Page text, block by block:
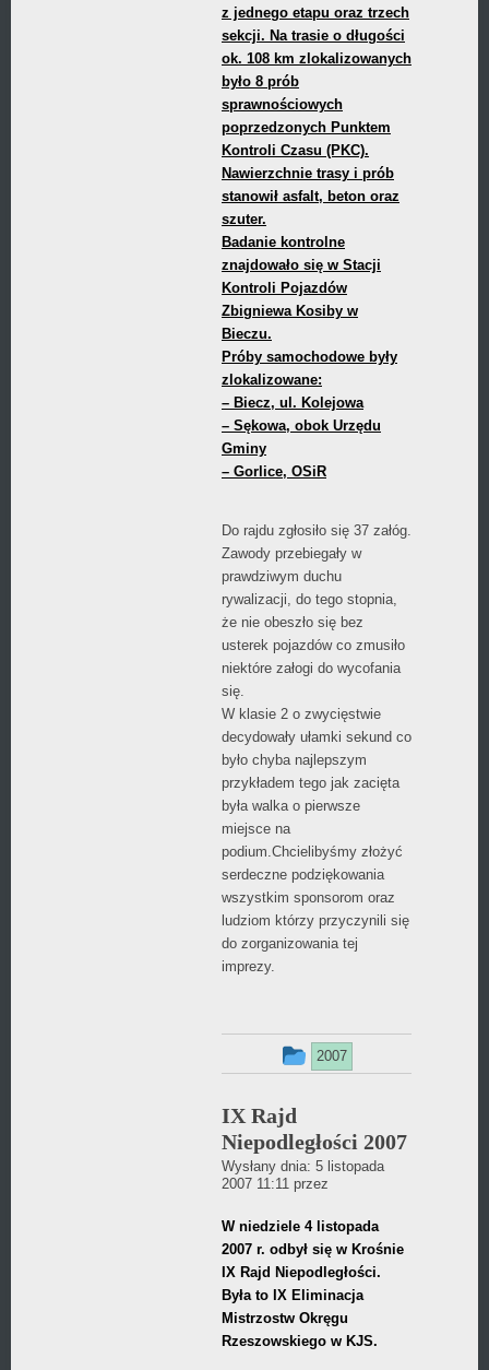
z jednego etapu oraz trzech
sekcji. Na trasie o długości
ok. 108 km zlokalizowanych
było 8 prób
sprawnościowych
poprzedzonych Punktem
Kontroli Czasu (PKC).
Nawierzchnie trasy i prób
stanowił asfalt, beton oraz
szuter.
Badanie kontrolne
znajdowało się w Stacji
Kontroli Pojazdów
Zbigniewa Kosiby w
Bieczu.
Próby samochodowe były
zlokalizowane:
– Biecz, ul. Kolejowa
– Sękowa, obok Urzędu
Gminy
– Gorlice, OSiR
Do rajdu zgłosiło się 37 załóg.
Zawody przebiegały w
prawdziwym duchu
rywalizacji, do tego stopnia,
że nie obeszło się bez
usterek pojazdów co zmusiło
niektóre załogi do wycofania
się.
W klasie 2 o zwycięstwie
decydowały ułamki sekund co
było chyba najlepszym
przykładem tego jak zacięta
była walka o pierwsze
miejsce na
podium.Chcielibyśmy złożyć
serdeczne podziękowania
wszystkim sponsorom oraz
ludziom którzy przyczynili się
do zorganizowania tej
imprezy.
Ten
dodany
w
kategorii
2007
IX Rajd
Niepodległości 2007
Wysłany dnia: 5 listopada
2007 11:11 przez
W niedziele 4 listopada
2007 r. odbył się w Krośnie
IX Rajd Niepodległości.
Była to IX Eliminacja
Mistrzostw Okręgu
Rzeszowskiego w KJS.